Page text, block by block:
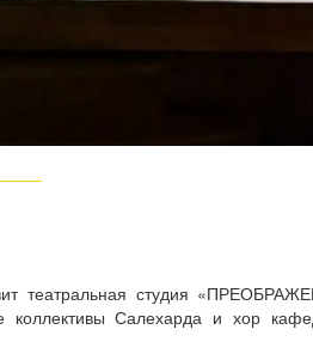
театральная студия
коллективы Салехарда и хор